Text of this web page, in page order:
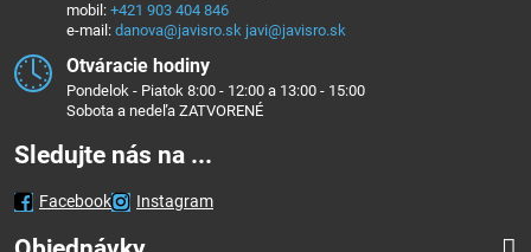
mobil: +421 903 404 846
e-mail: danova@javisro.sk javi@javisro.sk
Otváracie hodiny
Pondelok - Piatok 8:00 - 12:00 a 13:00 - 15:00
Sobota a nedeľa ZATVORENÉ
Sledujte nás na ...
Facebook Instagram